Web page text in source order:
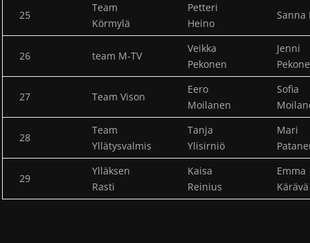
25
Team
Körmylä
Petteri
Heino
Sanna
26 team M-TV
Veikka
Pekonen
Jenni
27 Team Vison
Eero
Moilanen
Sofia
28
Team
Yllätysvalmis
Tanja
Ylisirniö
Mari
29
Ylläksen
Rasti
Kaisa
Reinius
Emma
Kärävä